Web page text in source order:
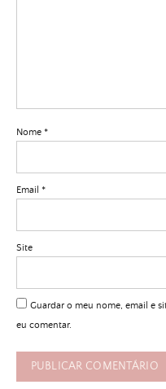
Nome *
Email *
Site
Guardar o meu nome, email e
eu comentar.